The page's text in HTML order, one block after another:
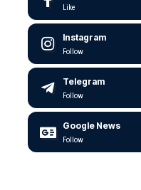
Like
Instagram
Follow
Telegram
Follow
Google News
Follow